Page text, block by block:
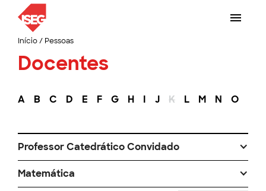
Início/ Pessoas
Docentes
A B C D E F G H I J K L M N O
Professor Catedrático Convidado
Matemática